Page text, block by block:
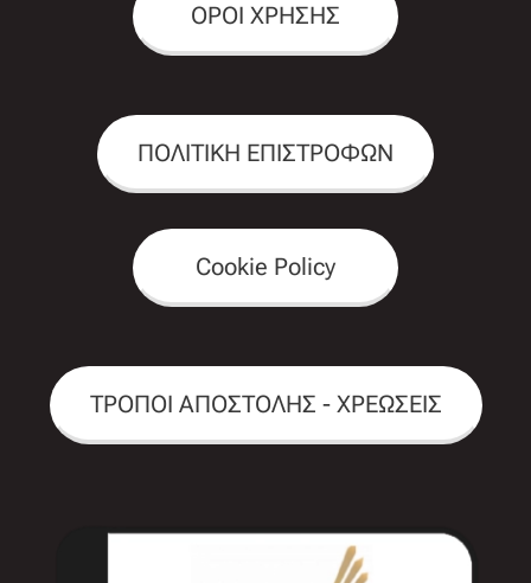
ΟΡΟΙ ΧΡΗΣΗΣ
ΠΟΛΙΤΙΚΗ ΕΠΙΣΤΡΟΦΩΝ
Cookie Policy
ΤΡΟΠΟΙ ΑΠΟΣΤΟΛΗΣ - ΧΡΕΩΣΕΙΣ